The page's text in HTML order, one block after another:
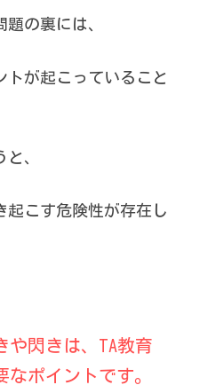
の裏には、
トが起こっていること
、
起こす危険性が存在し
や閃きは、TA教育
ポイントです。